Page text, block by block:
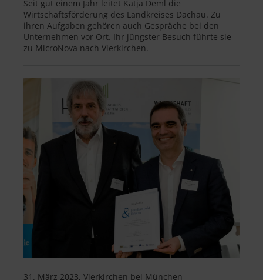
Seit gut einem Jahr leitet Katja Deml die
Wirtschaftsförderung des Landkreises Dachau. Zu
ihren Aufgaben gehören auch Gespräche bei den
Unternehmen vor Ort. Ihr jüngster Besuch führte sie
zu MicroNova nach Vierkirchen.
31. März 2023, Vierkirchen bei München